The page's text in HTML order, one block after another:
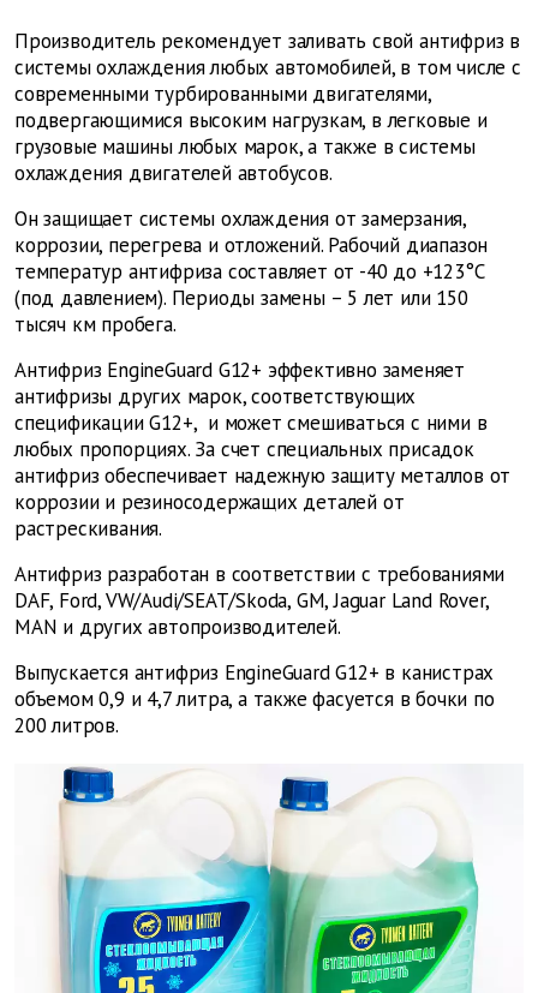
Производитель рекомендует заливать свой антифриз в
системы охлаждения любых автомобилей, в том числе с
современными турбированными двигателями,
подвергающимися высоким нагрузкам, в легковые и
грузовые машины любых марок, а также в системы
охлаждения двигателей автобусов.
Он защищает системы охлаждения от замерзания,
коррозии, перегрева и отложений. Рабочий диапазон
температур антифриза составляет от -40 до +123°С
(под давлением). Периоды замены – 5 лет или 150
тысяч км пробега.
Антифриз EngineGuard G12+ эффективно заменяет
антифризы других марок, соответствующих
спецификации G12+, и может смешиваться с ними в
любых пропорциях. За счет специальных присадок
антифриз обеспечивает надежную защиту металлов от
коррозии и резиносодержащих деталей от
растрескивания.
Антифриз разработан в соответствии с требованиями
DAF, Ford, VW/Audi/SEAT/Skoda, GM, Jaguar Land Rover,
MAN и других автопроизводителей.
Выпускается антифриз EngineGuard G12+ в канистрах
объемом 0,9 и 4,7 литра, а также фасуется в бочки по
200 литров.